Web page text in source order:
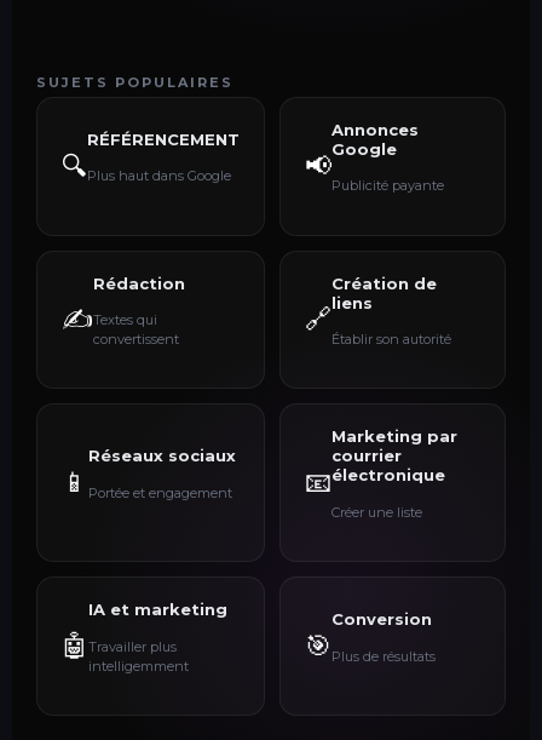
SUJETS POPULAIRES
🔍
RÉFÉRENCEMENT
Plus haut dans Google 📢
Annonces
Google
Publicité payante
✍️
Rédaction
Textes qui
convertissent
🔗
Création de
liens
Établir son autorité
📱
Réseaux sociaux
Portée et engagement 📧
Marketing par
courrier
électronique
Créer une liste
🤖
IA et marketing
Travailler plus
intelligemment
🎯
Conversion
Plus de résultats